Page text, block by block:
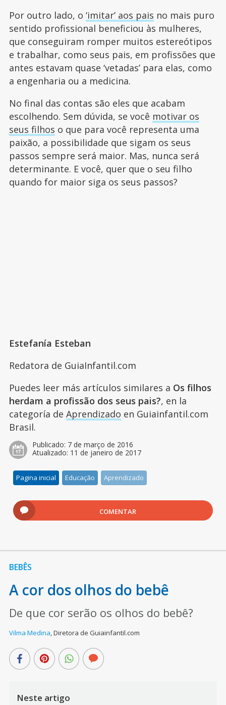
Por outro lado, o ‘imitar’ aos pais no mais puro
sentido profissional beneficiou às mulheres,
que conseguiram romper muitos estereótipos
e trabalhar, como seus pais, em profissões que
antes estavam quase ‘vetadas’ para elas, como
a engenharia ou a medicina.
No final das contas são eles que acabam
escolhendo. Sem dúvida, se você motivar os
seus filhos o que para você representa uma
paixão, a possibilidade que sigam os seus
passos sempre será maior. Mas, nunca será
determinante. E você, quer que o seu filho
quando for maior siga os seus passos?
Estefanía Esteban
Redatora de GuiaInfantil.com
Puedes leer más artículos similares a Os filhos
herdam a profissão dos seus pais?, en la
categoría de Aprendizado en Guiainfantil.com
Brasil.
Publicado: 7 de março de 2016
Atualizado: 11 de janeiro de 2017
Pagina inicial Educação Aprendizado
COMENTAR
BEBÊS
A cor dos olhos do bebê
De que cor serão os olhos do bebê?
Vilma Medina,Diretora de Guiainfantil.com
Neste artigo